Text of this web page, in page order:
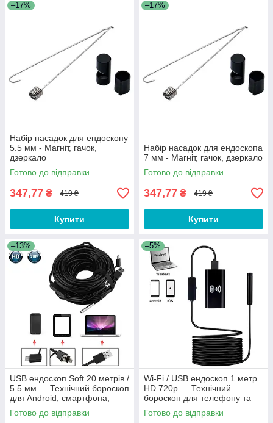
–17%
Набір насадок для ендоскопу
5.5 мм - Магніт, гачок,
дзеркало
Готово до відправки
347,77 ₴ 419 ₴
Купити
–17%
Набір насадок для ендоскопа
7 мм - Магніт, гачок, дзеркало
Готово до відправки
347,77 ₴ 419 ₴
Купити
–13%
USB ендоскоп Soft 20 метрів /
5.5 мм — Технічний бороскоп
для Android, смартфона,
телефону
Готово до відправки
–5%
Wi-Fi / USB ендоскоп 1 метр
HD 720p — Технічний
бороскоп для телефону та
смартфона Android, iOS
Готово до відправки